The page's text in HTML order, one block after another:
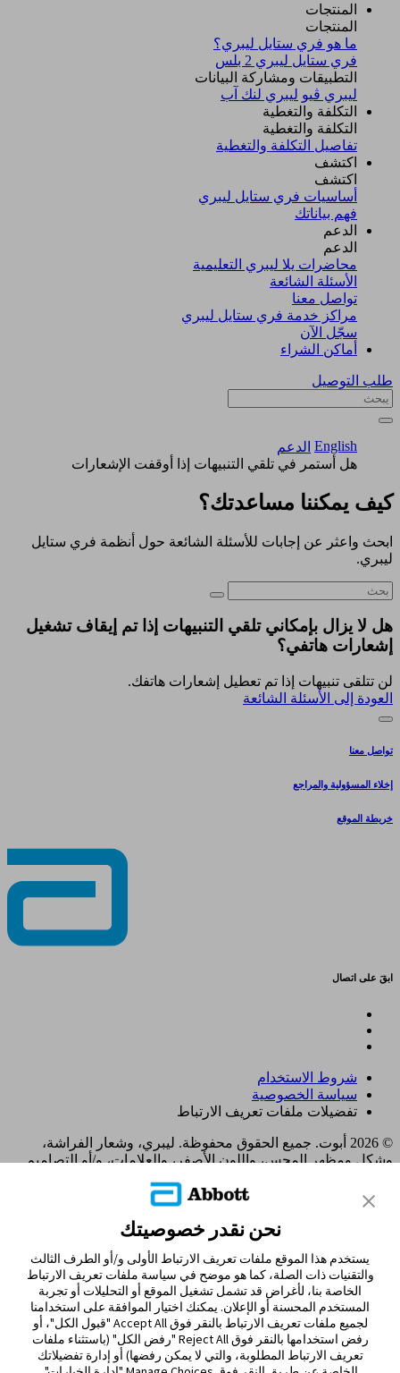
المنتجات
المنتجات
ما هو فري ستايل ليبري؟
فري ستايل ليبري 2 بلس​
التطبيقات ومشاركة البيانات
ليبري ڤيو ليبري لنك آب
التكلفة والتغطية
التكلفة والتغطية
تفاصيل التكلفة والتغطية
اكتشف​
اكتشف​
أساسيات فري ستايل ليبري
فهم بياناتك
الدعم
الدعم
محاضرات يلا ليبري التعليمية
الأسئلة الشائعة
تواصل معنا
مراكز خدمة فري ستايل ليبري
سجّل الآن​
أماكن الشراء
طلب التوصيل
English الدعم
هل أستمر في تلقي التنبيهات إذا أوقفت الإشعارات
كيف يمكننا مساعدتك؟
ابحث واعثر عن إجابات للأسئلة الشائعة حول أنظمة فري ستايل
ليبري.
هل لا يزال بإمكاني تلقي التنبيهات إذا تم إيقاف تشغيل
إشعارات هاتفي؟
لن تتلقى تنبيهات إذا تم تعطيل إشعارات هاتفك.
العودة إلى الأسئلة الشائعة
تواصل معنا
إخلاء المسؤولية والمراجع
خريطة الموقع
ابقَ على اتصال
شروط الاستخدام
سياسة الخصوصية
تفضيلات ملفات تعريف الارتباط
© 2026 أبوت. جميع الحقوق محفوظة. ليبري، وشعار الفراشة،
وشكل ومظهر المجس، واللون الأصفر، والعلامات، و/أو التصاميم
مختلفة. العلامات التجارية الأخرى مملوكة لأصحابها المعنيين. لا يجوز
استخدام أي علامة تجارية، أو اسم تجاري، أو تصميم تجاري مملوك
لشركة أبوت على هذا الموقع دون الحصول على تصريح كتابي مسبق
من شركة أبوت لابوراتوريز، باستثناء تحديد المنتج أو الخدمات التابعة
للشركة. تم تصميم هذا الموقع والمعلومات الواردة فيه للاستخدام
من قبل المقيمين في الإمارات العربية المتحدة. الصور والبيانات
المُحاكية لأغراض توضيحية فقط و ليست بياناتأ و حالات مرضية
حقيقية.
ADC-122480 v2.0
MOHAP UM9J5F84-221025 Expiry 21/10/2026
نحن نقدر خصوصيتك
يستخدم هذا الموقع ملفات تعريف الارتباط الأولى و/أو الطرف الثالث
والتقنيات ذات الصلة، كما هو موضح في سياسة ملفات تعريف الارتباط
الخاصة بنا، لأغراض قد تشمل تشغيل الموقع أو التحليلات أو تجربة
المستخدم المحسنة أو الإعلان. يمكنك اختيار الموافقة على استخدامنا
لجميع ملفات تعريف الارتباط بالنقر فوق Accept All "قبول الكل"، أو
رفض استخدامها بالنقر فوق Reject All "رفض الكل" (باستثناء ملفات
تعريف الارتباط المطلوبة، والتي لا يمكن رفضها) أو إدارة تفضيلاتك